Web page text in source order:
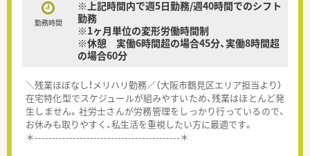
勤務時間
※上記時間内で週5日勤務/週40時間でのシフト
勤務
※1ヶ月単位の変形労働時間制
※休憩 実働6時間超の場合45分、実働8時間超
の場合60分
＼残業ほぼなし！メリハリ勤務／（大阪市鶴見区エリア担当より）
在宅特化型でスケジュールが組みやすいため、残業はほとんど発
生しません。社労士さんが労務管理をしっかり行っているので、
お休みも取りやすく、私生活を重視したい方に最適です。
＊------------------------------------------＊